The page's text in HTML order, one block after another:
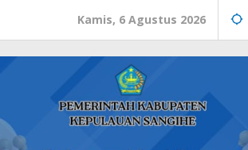
Kamis, 6 Agustus 2026